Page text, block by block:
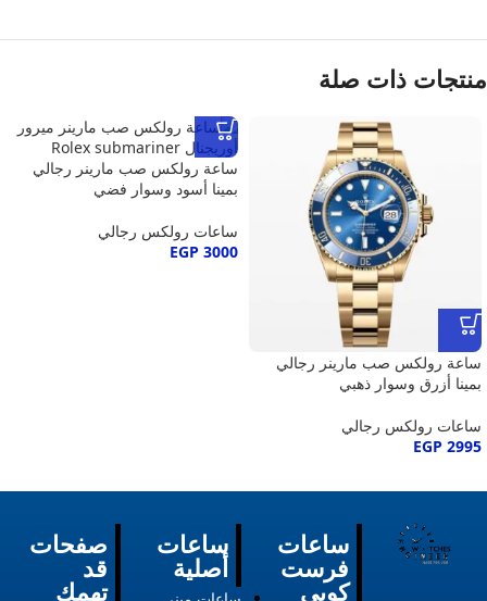
منتجات ذات صلة
ساعة رولكس صب مارينر رجالي
بمينا أزرق وسوار ذهبي
ساعات رولكس رجالي
EGP 2995
ساعة رولكس صب مارينر رجالي
بمينا أسود وسوار فضي
ساعات رولكس رجالي
EGP 3000
صفحات
قد
تهمك
ساعات
أصلية
ساعات
فرست
كوبي